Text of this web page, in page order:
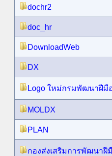
dochr2
doc_hr
DownloadWeb
DX
Logo ใหม่กรมพัฒนาฝีมื
MOLDX
PLAN
กองส่งเสริมการพัฒนาฝี